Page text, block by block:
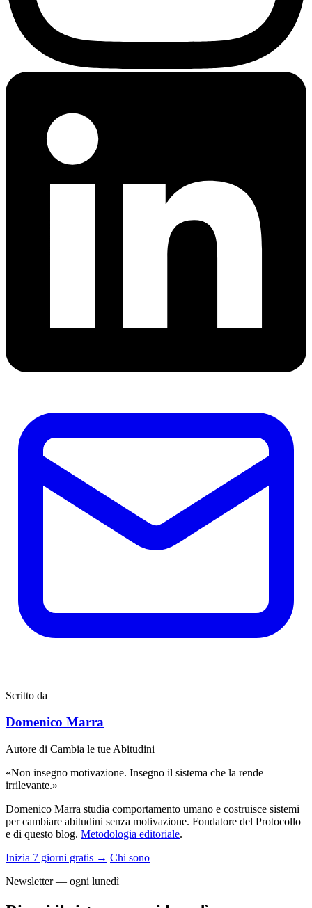
Scritto da
Domenico Marra
Autore di Cambia le tue Abitudini
«Non insegno motivazione. Insegno il sistema che la rende
irrilevante.»
Domenico Marra studia comportamento umano e costruisce sistemi
per cambiare abitudini senza motivazione. Fondatore del Protocollo
e di questo blog. Metodologia editoriale.
Inizia 7 giorni gratis → Chi sono
Newsletter — ogni lunedì